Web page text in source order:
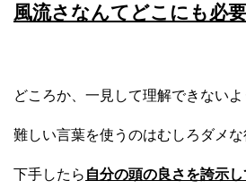
風流さなんてどこにも必
どころか、一見して理解できないよ
難しい言葉を使うのはむしろダメな
下手したら 自分の頭の良さを誇示